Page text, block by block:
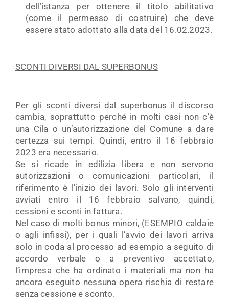
dell’istanza per ottenere il titolo abilitativo
(come il permesso di costruire) che deve
essere stato adottato alla data del 16.02.2023.
SCONTI DIVERSI DAL SUPERBONUS
Per gli sconti diversi dal superbonus il discorso
cambia, soprattutto perché in molti casi non c’è
una Cila o un’autorizzazione del Comune a dare
certezza sui tempi. Quindi, entro il 16 febbraio
2023 era necessario.
Se si ricade in edilizia libera e non servono
autorizzazioni o comunicazioni particolari, il
riferimento è l’inizio dei lavori. Solo gli interventi
avviati entro il 16 febbraio salvano, quindi,
cessioni e sconti in fattura.
Nel caso di molti bonus minori, (ESEMPIO caldaie
o agli infissi), per i quali l’avvio dei lavori arriva
solo in coda al processo ad esempio a seguito di
accordo verbale o a preventivo accettato,
l’impresa che ha ordinato i materiali ma non ha
ancora eseguito nessuna opera rischia di restare
senza cessione e sconto.